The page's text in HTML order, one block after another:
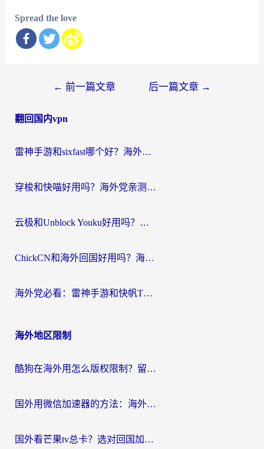
Spread the love
导
← 前一篇文章 后一篇文章 →
翻回国内vpn
雷神手游和sixfast哪个好？海外党亲测3款回国加速器，教你选对不踩坑
穿梭和快喵好用吗？海外党亲测：小众加速器对比+番茄加速器深度体验
云极和Unblock Youku好用吗？海外党亲测+2026回国加速器避坑指南
ChickCN和海外回国好用吗？海外党2026亲测：从手游到影音，选对加速器的3个关键
海外党必看：雷神手游和快帆TV版好用吗？3步选对回国加速器不踩坑
海外地区限制
酷狗在海外用怎么版权限制？留学生亲测：3步解决听国内音乐难题
国外用微信加速器的方法：海外党无缝连接国内生活的实用指南
国外看芒果tv总卡？选对回国加速器，轻松追《浪姐》不费劲